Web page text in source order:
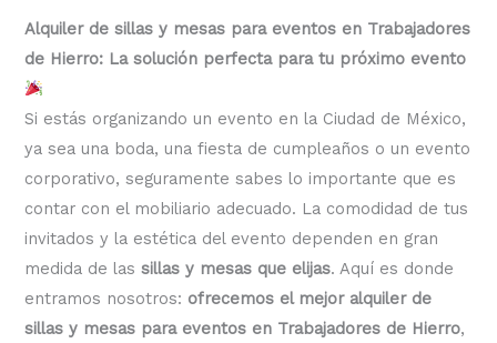
Alquiler de sillas y mesas para eventos en Trabajadores
de Hierro: La solución perfecta para tu próximo evento
Si estás organizando un evento en la Ciudad de México,
ya sea una boda, una fiesta de cumpleaños o un evento
corporativo, seguramente sabes lo importante que es
contar con el mobiliario adecuado. La comodidad de tus
invitados y la estética del evento dependen en gran
medida de lassillas y mesas que elijas. Aquí es donde
entramos nosotros: ofrecemos el mejor alquiler de
sillas y mesas para eventos en Trabajadores de Hierro,